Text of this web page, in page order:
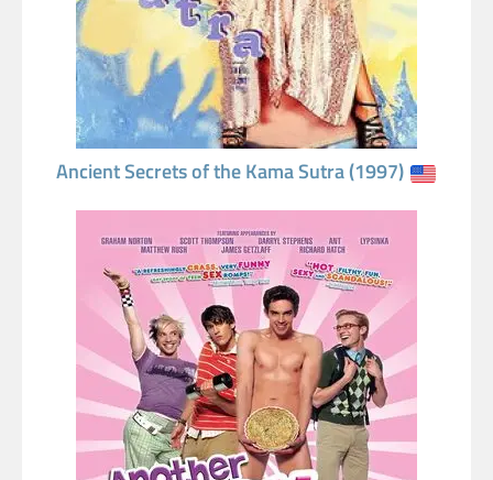
Ancient Secrets of the Kama Sutra (1997)